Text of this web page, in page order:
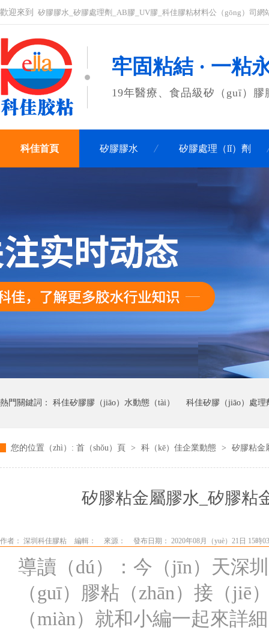
歡迎來到 矽膠膠水_矽膠處理劑_AB膠_UV膠_科佳膠粘材料公（gōng）司網
牢固粘結 · 一粘
19年醫療、食品級矽（guī）膠
科佳首頁 矽膠膠水 矽膠處理（lǐ）劑
熱門關鍵詞： 科佳矽膠膠（jiāo）水動態（tài） 科佳矽膠（jiāo）處理
科佳UV無影膠水動態 科佳快幹膠動態
您的位置（zhì）: 首（shǒu）頁 > 科（kē）佳企業動態 > 矽膠粘金
矽膠粘金屬膠水_矽膠粘
作者： 深圳科佳膠粘 編輯： 來源： 發布日期： 2020年08月（yuè）21日 15時
導讀（dú）：今（jīn）天深
（guī）膠粘（zhān）接（
（miàn）就和小編一起來詳